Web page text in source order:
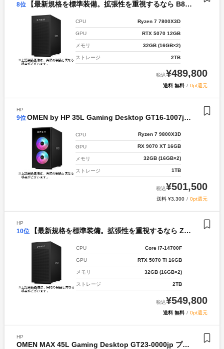
8位 【最新規格を標準装備。拡張性を重視するなら B850キャンペーン】OMEN by HP 35L Gaming Desktop GT17-0001jp オニキスプラスモデル 【C4】
CPU Ryzen 7 7800X3D
GPU RTX 5070 12GB
メモリ 32GB (16GB×2)
ストレージ 2TB
税込¥489,800
送料 無料 / 0pt還元
HP
9位OMEN by HP 35L Gaming Desktop GT16-1007jp プリエミネントモデル 【S13】
CPU Ryzen 7 9800X3D
GPU RX 9070 XT 16GB
メモリ 32GB (16GB×2)
ストレージ 1TB
税込¥501,500
送料 ¥3,300 / 0pt還元
HP
10位 【最新規格を標準装備。拡張性を重視するなら Z790Hキャンペーン】OMEN by HP 35L Gaming Desktop GT17-0011jp モノリスプラスモデル【C5】
CPU Core i7-14700F
GPU RTX 5070 Ti 16GB
メモリ 32GB (16GB×2)
ストレージ 2TB
税込¥549,800
送料 無料 / 0pt還元
HP
OMEN MAX 45L Gaming Desktop GT23-0000jp プリエミネントモデル【S1】